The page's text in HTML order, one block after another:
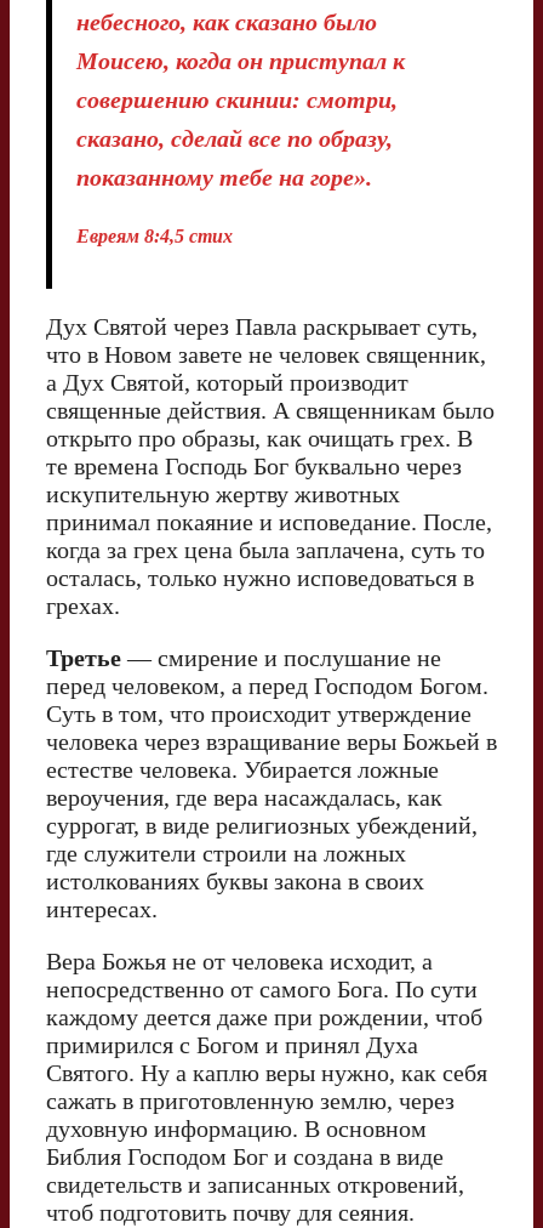
небесного, как сказано было
Моисею, когда он приступал к
совершению скинии: смотри,
сказано, сделай все по образу,
показанному тебе на горе».
Евреям 8:4,5 стих
Дух Святой через Павла раскрывает суть,
что в Новом завете не человек священник,
а Дух Святой, который производит
священные действия. А священникам было
открыто про образы, как очищать грех. В
те времена Господь Бог буквально через
искупительную жертву животных
принимал покаяние и исповедание. После,
когда за грех цена была заплачена, суть то
осталась, только нужно исповедоваться в
грехах.
Третье— смирение и послушание не
перед человеком, а перед Господом Богом.
Суть в том, что происходит утверждение
человека через взращивание веры Божьей в
естестве человека. Убирается ложные
вероучения, где вера насаждалась, как
суррогат, в виде религиозных убеждений,
где служители строили на ложных
истолкованиях буквы закона в своих
интересах.
Вера Божья не от человека исходит, а
непосредственно от самого Бога. По сути
каждому деется даже при рождении, чтоб
примирился с Богом и принял Духа
Святого. Ну а каплю веры нужно, как себя
сажать в приготовленную землю, через
духовную информацию. В основном
Библия Господом Бог и создана в виде
свидетельств и записанных откровений,
чтоб подготовить почву для сеяния.